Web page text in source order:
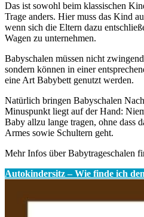
Das ist sowohl beim klassischen
Trage anders. Hier muss das Kind
wenn sich die Eltern dazu
Wagen zu unternehmen.
Babyschalen müssen nicht
sondern können in einer
eine Art Babybett genutzt werden.
Natürlich bringen Babyschalen
Minuspunkt liegt auf der Hand:
Baby allzu lange tragen, ohne dass
Armes sowie Schultern geht.
Mehr Infos über Babytrageschalen
Autokindersitz – Wie finde ich